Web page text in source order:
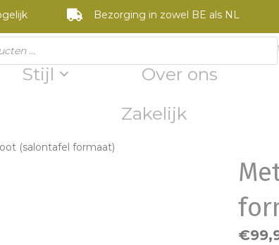
Bezorging in zowel BE als NL
Stijl Over ons
Zakelijk
(salontafel formaat)
€